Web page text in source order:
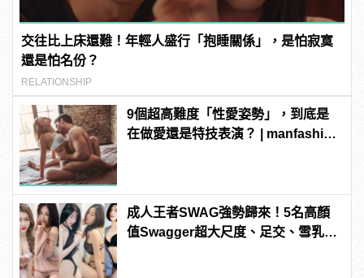
交往比上床還難！年輕人盛行「抱睡關係」，是怕寂寞
還是怕名份？
RELATIONSHIP
9個超高難度「性愛姿勢」，到底是
在做愛還是特技表演？ | manfashion
成人王者SWAG強勢歸來！5名高顏
值Swagger超大尺度、足交、雪乳、